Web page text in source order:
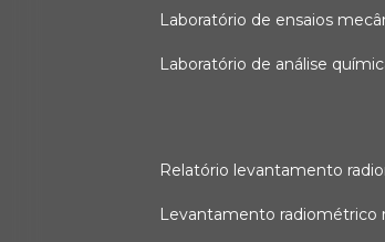
laboratório de ensaios
laboratório de análise
relatório levantamento
levantamento radiométrico